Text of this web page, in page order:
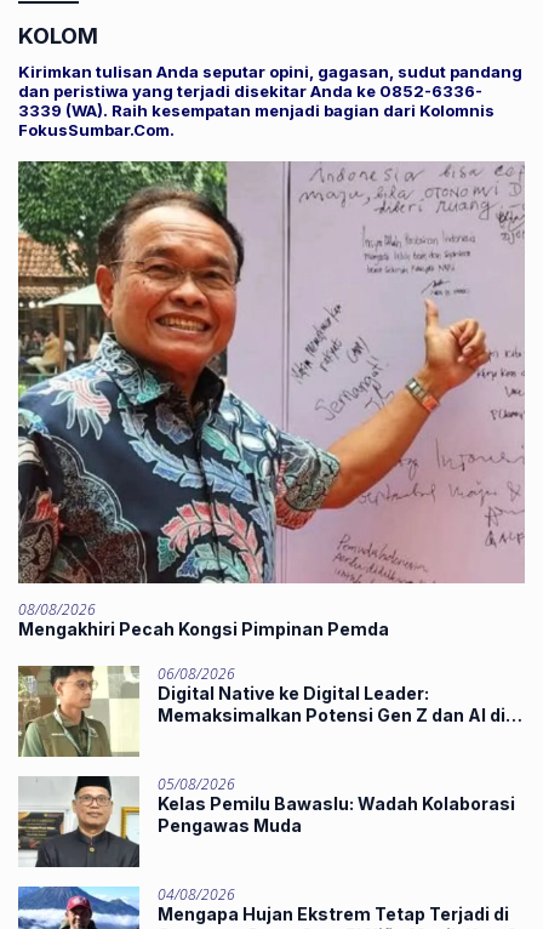
KOLOM
Kirimkan tulisan Anda seputar opini, gagasan, sudut pandang
dan peristiwa yang terjadi disekitar Anda ke 0852-6336-
3339 (WA). Raih kesempatan menjadi bagian dari Kolomnis
FokusSumbar.Com.
08/08/2026
Mengakhiri Pecah Kongsi Pimpinan Pemda
06/08/2026
Digital Native ke Digital Leader:
Memaksimalkan Potensi Gen Z dan AI di
05/08/2026
Kelas Pemilu Bawaslu: Wadah Kolaborasi
Pengawas Muda
04/08/2026
Mengapa Hujan Ekstrem Tetap Terjadi di